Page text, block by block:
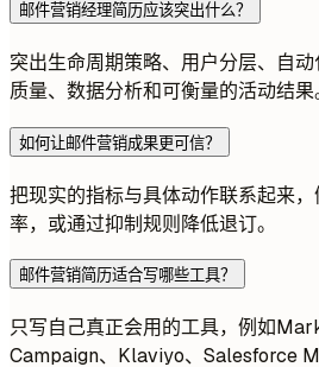
邮件营销经理简历应该突出什么？
突出生命周期策略、用户分层、自
质量、数据分析和可衡量的活动结果
如何让邮件营销成果更可信？
把现实的指标与具体动作联系起来
率，或通过抑制规则降低退订。
邮件营销简历适合写哪些工具？
只写自己真正会用的工具，例如
Campaign、Klaviyo、Salesforce